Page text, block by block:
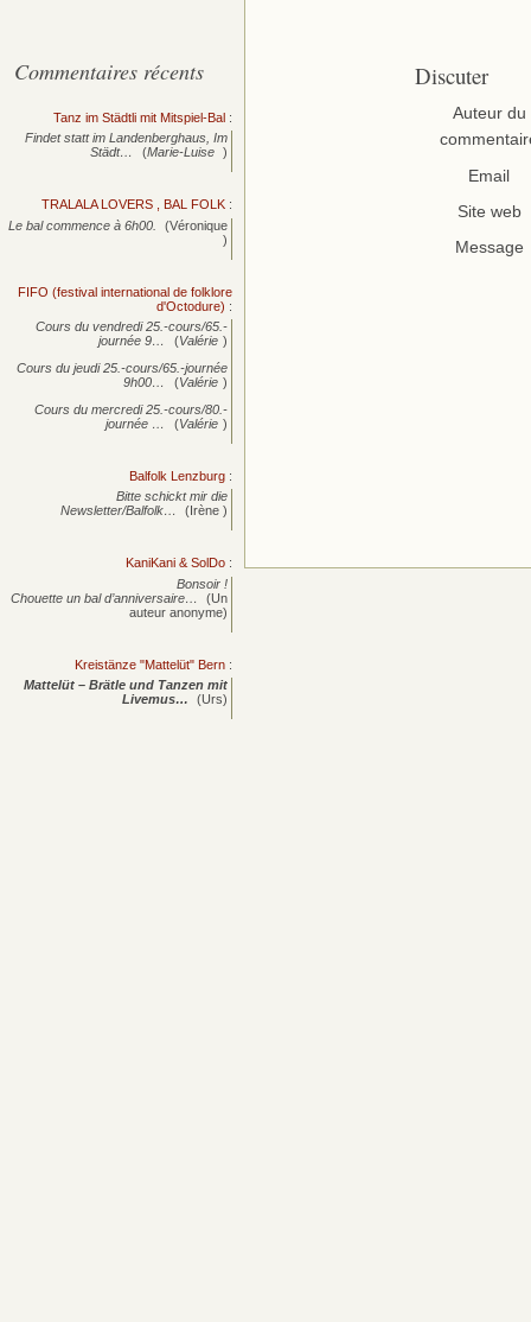
Discuter
Auteur du
Email
Site web
Message
Commentaires récents
Tanz im Städtli mit Mitspiel-Bal :
Findet statt im Landenberghaus, Im
Städt…
(Marie-Luise )
TRALALA LOVERS , BAL FOLK :
Le bal commence à 6h00.
(Véronique
)
FIFO (festival international de folklore
d'Octodure) :
Cours du vendredi 25.-cours/65.-
journée 9… (Valérie )
Cours du jeudi 25.-cours/65.-journée
9h00…
(Valérie )
Cours du mercredi 25.-cours/80.-
journée … (Valérie )
Balfolk Lenzburg :
Bitte schickt mir die
Newsletter/Balfolk…
(Irène )
KaniKani & SolDo :
Bonsoir !
Chouette un bal d’anniversaire…
(Un
auteur anonyme)
Kreistänze "Mattelüt" Bern :
Mattelüt – Brätle und Tanzen mit
Livemus…
(Urs)